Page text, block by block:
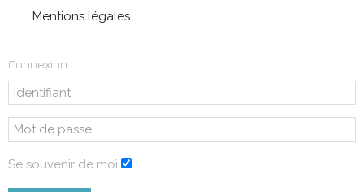
Mentions légales
Connexion
Se souvenir de moi